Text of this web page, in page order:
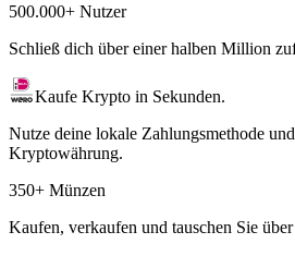
500.000+ Nutzer
Schließ dich über einer halben Million
Kaufe Krypto in Sekunden.
Nutze deine lokale Zahlungsmethode
Kryptowährung.
350+ Münzen
Kaufen, verkaufen und tauschen Sie